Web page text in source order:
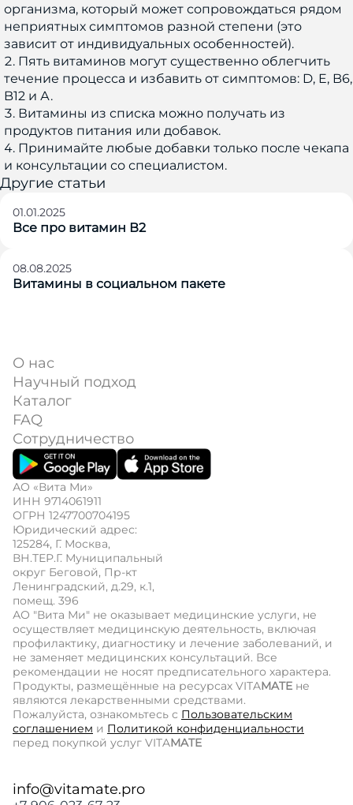
организма, который может сопровождаться рядом
неприятных симптомов разной степени (это
зависит от индивидуальных особенностей).
Пять витаминов могут существенно облегчить
течение процесса и избавить от симптомов: D, E, B6,
B12 и А.
Витамины из списка можно получать из
продуктов питания или добавок.
Принимайте любые добавки только после чекапа
и консультации со специалистом.
Другие статьи
01.01.2025
Все про витамин В2
08.08.2025
Витамины в социальном пакете
О нас
Научный подход
Каталог
FAQ
Сотрудничество
АО "Вита Ми" не оказывает медицинские услуги, не
осуществляет медицинскую деятельность, включая
профилактику, диагностику и лечение заболеваний, и
не заменяет медицинских консультаций. Все
рекомендации не носят предписательного характера.
Продукты, размещённые на ресурсах VITAMATE не
являются лекарственными средствами.
Пожалуйста, ознакомьтесь с Пользовательским
соглашением и Политикой конфиденциальности
перед покупкой услуг VITAMATE
info@vitamate.pro
АО «Вита Ми»
ИНН 9714061911
ОГРН 1247700704195
Юридический адрес:
125284, Г. Москва,
ВН.ТЕР.Г. Муниципальный
округ Беговой, Пр-кт
Ленинградский, д.29, к.1,
помещ. 396